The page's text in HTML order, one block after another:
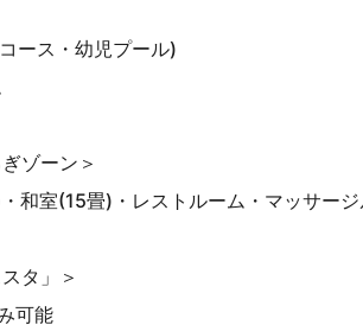
ース・幼児プール)
ゾーン＞
和室(15畳)・レストルーム・マッサー
タ」＞
可能